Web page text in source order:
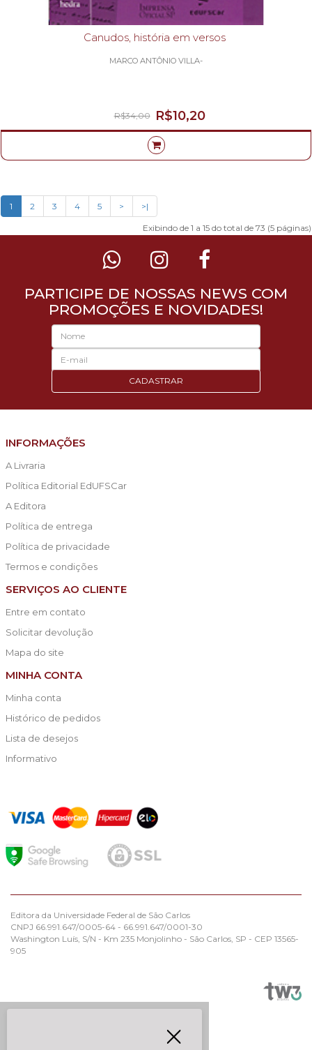
Canudos, história em versos
MARCO ANTÔNIO VILLA-
R$10,20
R$34,00
1 2 3 4 5 > >|
Exibindo de 1 a 15 do total de 73 (5 páginas)
PARTICIPE DE NOSSAS NEWS COM
PROMOÇÕES E NOVIDADES!
CADASTRAR
INFORMAÇÕES
A Livraria
Política Editorial EdUFSCar
A Editora
Política de entrega
Política de privacidade
Termos e condições
SERVIÇOS AO CLIENTE
Entre em contato
Solicitar devolução
Mapa do site
MINHA CONTA
Minha conta
Histórico de pedidos
Lista de desejos
Informativo
Editora da Universidade Federal de São Carlos
CNPJ 66.991.647/0005-64 - 66.991.647/0001-30
Washington Luís, S/N - Km 235 Monjolinho - São Carlos, SP - CEP 13565-
905